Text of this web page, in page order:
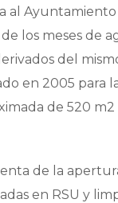
Ayuntamiento
los meses de
del
en 2005 para
de 520 m2
de la
en RSU y